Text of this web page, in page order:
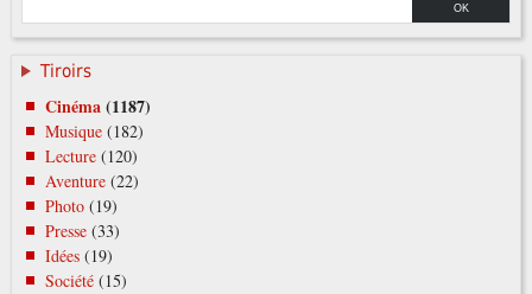
Tiroirs
Cinéma(1187)
Musique (182)
Lecture (120)
Aventure (22)
Photo (19)
Presse (33)
Idées (19)
Société (15)